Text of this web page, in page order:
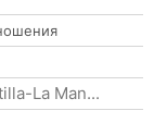
La Man...